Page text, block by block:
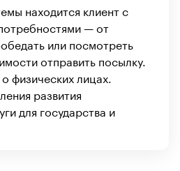
находится клиент с
— от
или посмотреть
отправить посылку.
физических лицах.
развития
для государства и